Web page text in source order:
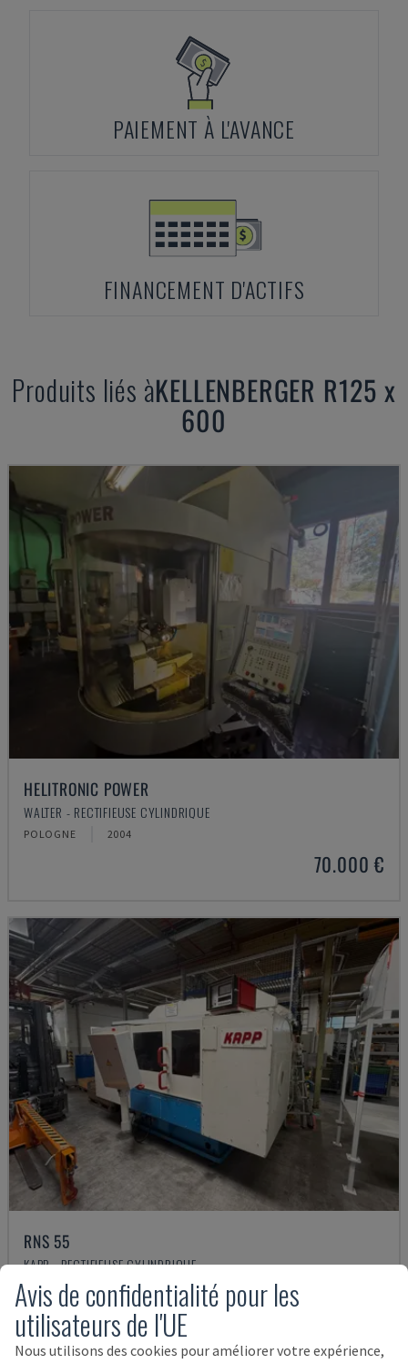
PAIEMENT À L'AVANCE
FINANCEMENT D'ACTIFS
Produits liés àKELLENBERGER R125 x
600
HELITRONIC POWER
WALTER - RECTIFIEUSE CYLINDRIQUE
POLOGNE 2004
70.000 €
RNS 55
KAPP - RECTIFIEUSE CYLINDRIQUE
ALLEMAGNE 2005
Avis de confidentialité pour les
utilisateurs de l'UE
Nous utilisons des cookies pour améliorer votre expérience,